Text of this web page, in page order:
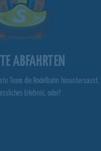
ABFAHRTEN
Team die Rodelbahn hinuntersaust.
Erlebnis, oder?